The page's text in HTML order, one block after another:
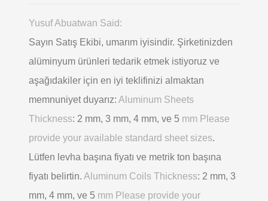
Yusuf Abuatwan Said:
Sayın Satış Ekibi, umarım iyisindir. Şirketinizden
alüminyum ürünleri tedarik etmek istiyoruz ve
aşağıdakiler için en iyi teklifinizi almaktan
memnuniyet duyarız: Aluminum Sheets
Thickness: 2 mm, 3 mm, 4 mm, ve 5 mm Please
provide your available standard sheet sizes.
Lütfen levha başına fiyatı ve metrik ton başına
fiyatı belirtin. Aluminum Coils Thickness: 2 mm, 3
mm, 4 mm, ve 5 mm Please provide your